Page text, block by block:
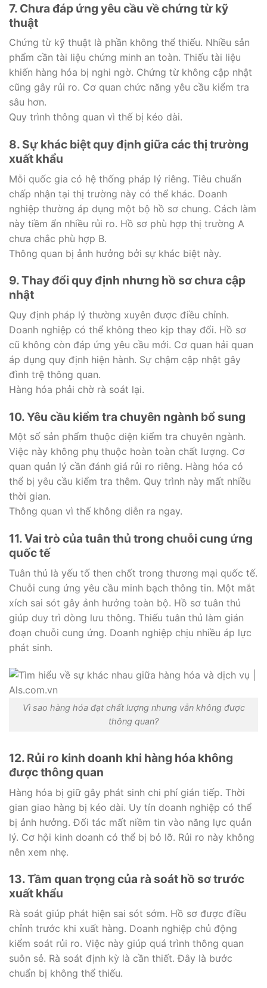
7. Chưa đáp ứng yêu cầu về chứng từ kỹ
thuật
Chứng từ kỹ thuật là phần không thể thiếu. Nhiều sản
phẩm cần tài liệu chứng minh an toàn. Thiếu tài liệu
khiến hàng hóa bị nghi ngờ. Chứng từ không cập nhật
cũng gây rủi ro. Cơ quan chức năng yêu cầu kiểm tra
sâu hơn.
Quy trình thông quan vì thế bị kéo dài.
8. Sự khác biệt quy định giữa các thị trường
xuất khẩu
Mỗi quốc gia có hệ thống pháp lý riêng. Tiêu chuẩn
chấp nhận tại thị trường này có thể khác. Doanh
nghiệp thường áp dụng một bộ hồ sơ chung. Cách làm
này tiềm ẩn nhiều rủi ro. Hồ sơ phù hợp thị trường A
chưa chắc phù hợp B.
Thông quan bị ảnh hưởng bởi sự khác biệt này.
9. Thay đổi quy định nhưng hồ sơ chưa cập
nhật
Quy định pháp lý thường xuyên được điều chỉnh.
Doanh nghiệp có thể không theo kịp thay đổi. Hồ sơ
cũ không còn đáp ứng yêu cầu mới. Cơ quan hải quan
áp dụng quy định hiện hành. Sự chậm cập nhật gây
đình trệ thông quan.
Hàng hóa phải chờ rà soát lại.
10. Yêu cầu kiểm tra chuyên ngành bổ sung
Một số sản phẩm thuộc diện kiểm tra chuyên ngành.
Việc này không phụ thuộc hoàn toàn chất lượng. Cơ
quan quản lý cần đánh giá rủi ro riêng. Hàng hóa có
thể bị yêu cầu kiểm tra thêm. Quy trình này mất nhiều
thời gian.
Thông quan vì thế không diễn ra ngay.
11. Vai trò của tuân thủ trong chuỗi cung ứng
quốc tế
Tuân thủ là yếu tố then chốt trong thương mại quốc tế.
Chuỗi cung ứng yêu cầu minh bạch thông tin. Một mắt
xích sai sót gây ảnh hưởng toàn bộ. Hồ sơ tuân thủ
giúp duy trì dòng lưu thông. Thiếu tuân thủ làm gián
đoạn chuỗi cung ứng. Doanh nghiệp chịu nhiều áp lực
phát sinh.
Vì sao hàng hóa đạt chất lượng nhưng vẫn không được
thông quan?
12. Rủi ro kinh doanh khi hàng hóa không
được thông quan
Hàng hóa bị giữ gây phát sinh chi phí gián tiếp. Thời
gian giao hàng bị kéo dài. Uy tín doanh nghiệp có thể
bị ảnh hưởng. Đối tác mất niềm tin vào năng lực quản
lý. Cơ hội kinh doanh có thể bị bỏ lỡ. Rủi ro này không
nên xem nhẹ.
13. Tầm quan trọng của rà soát hồ sơ trước
xuất khẩu
Rà soát giúp phát hiện sai sót sớm. Hồ sơ được điều
chỉnh trước khi xuất hàng. Doanh nghiệp chủ động
kiểm soát rủi ro. Việc này giúp quá trình thông quan
suôn sẻ. Rà soát định kỳ là cần thiết. Đây là bước
chuẩn bị không thể thiếu.